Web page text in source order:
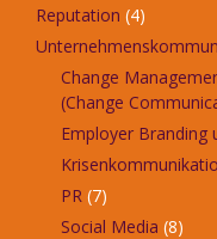
Reputation (4)
Change
(Change
Employer Branding
PR (7)
Social Media (8)